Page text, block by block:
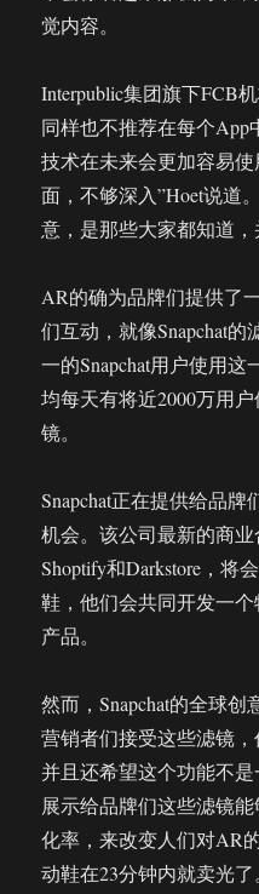
觉内容。
Interpublic集团旗下FCB
同样也不推荐在每个
技术在未来会更加容易
面，不够深入”Hoet说道
意，是那些大家都知道
AR的确为品牌们提供了
们互动，就像Snapchat
一的Snapchat用户使用
均每天有将近2000万用
镜。
Snapchat正在提供给品
机会。该公司最新的商业
Shoptify和Darkstore，将
鞋，他们会共同开发一
产品。
然而，Snapchat的全球
营销者们接受这些滤镜
并且还希望这个功能不
展示给品牌们这些滤镜
化率，来改变人们对AR
动鞋在23分钟内就卖光了